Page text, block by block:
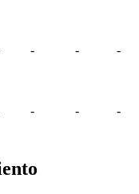
- - -
- - -